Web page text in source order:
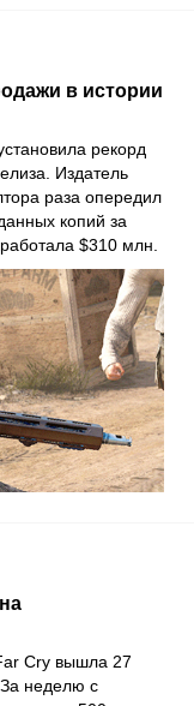
в истории
рекорд
Издатель
раза опередил
копий за
$310 млн.
Cry вышла 27
неделю с